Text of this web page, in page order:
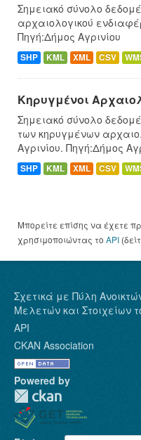
Σημειακό σύνολο
αρχαιολογικού
Πηγή:Δήμος Αγρινίου
SHP KML XML CSV
Κηρυγμένοι
Σημειακό σύνολο
των κηρυγμένων
Αγρινίου. Πηγή:Δήμος
SHP KML XML CSV
Μπορείτε επίσης να έχετε
χρησιμοποιώντας το API
Σχετικά με Πύλη
Μελετών και Στοιχείων
API
CKAN Association
Powered by